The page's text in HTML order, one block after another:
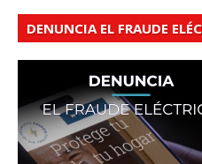
DENUNCIA EL FRAUDE